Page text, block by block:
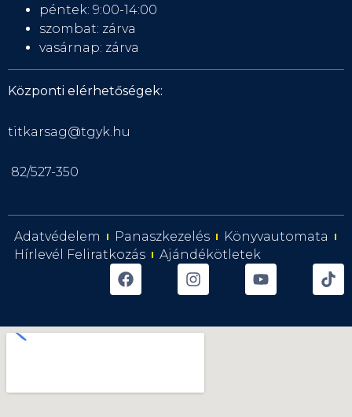
péntek: 9:00-14:00
szombat: zárva
vasárnap: zárva
Központi elérhetőségek:
titkarsag@tgyk.hu
82/527-350
Adatvédelem Panaszkezelés
Könyvautomata
Hírlevél Feliratkozás
Ajándékötletek